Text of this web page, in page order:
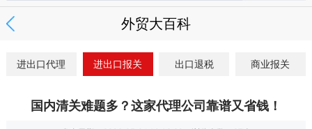
外贸大百科
进出口代理 进出口报关 出口退税 商业报关
国内清关难题多？这家代理公司靠谱又省钱！